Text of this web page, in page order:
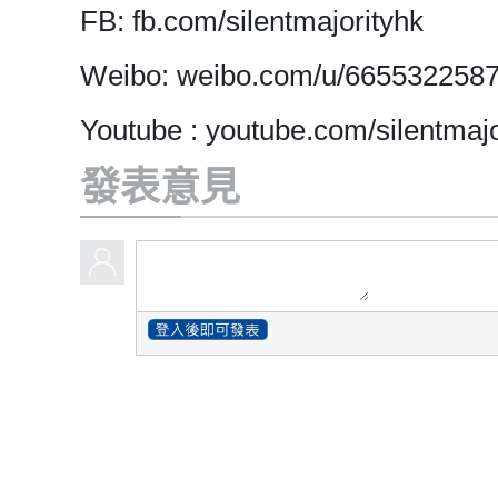
FB: fb.com/silentmajorityhk
Weibo: weibo.com/u/
Youtube : youtube.com/
發表意見